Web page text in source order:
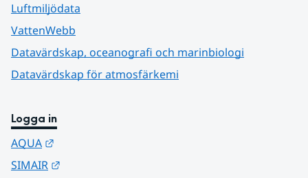
Luftmiljödata
VattenWebb
Datavärdskap, oceanografi och marinbiologi
Datavärdskap för atmosfärkemi
Logga in
AQUA
SIMAIR